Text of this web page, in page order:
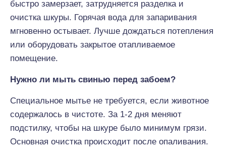
быстро замерзает, затрудняется разделка и
очистка шкуры. Горячая вода для запаривания
мгновенно остывает. Лучше дождаться потепления
или оборудовать закрытое отапливаемое
помещение.
Нужно ли мыть свинью перед забоем?
Специальное мытье не требуется, если животное
содержалось в чистоте. За 1-2 дня меняют
подстилку, чтобы на шкуре было минимум грязи.
Основная очистка происходит после опаливания.